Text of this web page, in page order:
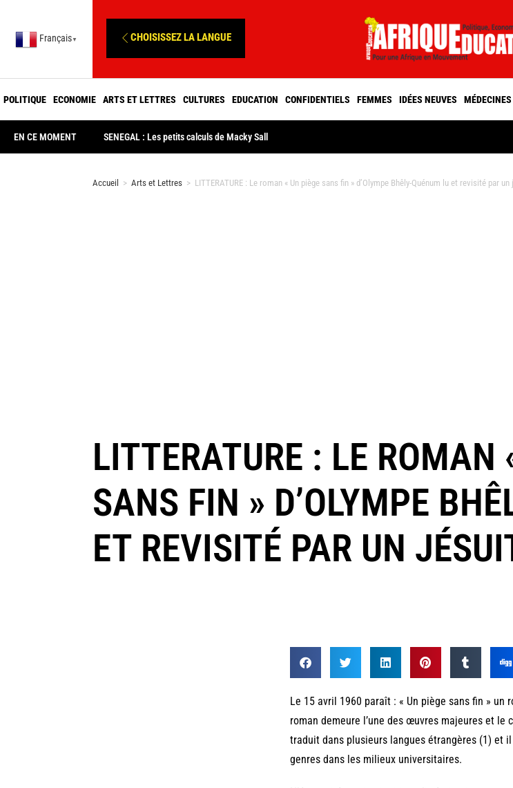
Français ▼ CHOISISSEZ LA LANGUE
POLITIQUE ECONOMIE ARTS ET LETTRES CULTURES EDUCATION CONFIDENTIELS FEMMES IDÉES NEUVES MÉDECINES
EN CE MOMENT SENEGAL : Les petits calculs de Macky Sall
Accueil > Arts et Lettres > LITTERATURE : Le roman « Un piège sans fin » d’Olympe Bhêly-Quénum lu et revisité par
LITTERATURE : LE ROMAN
SANS FIN » D’OLYMPE
ET REVISITÉ PAR UN
Le 15 avril 1960 paraît : « Un piège sans fin » un
roman demeure l’une des œuvres majeures et le
traduit dans plusieurs langues étrangères (1) et
genres dans les milieux universitaires.